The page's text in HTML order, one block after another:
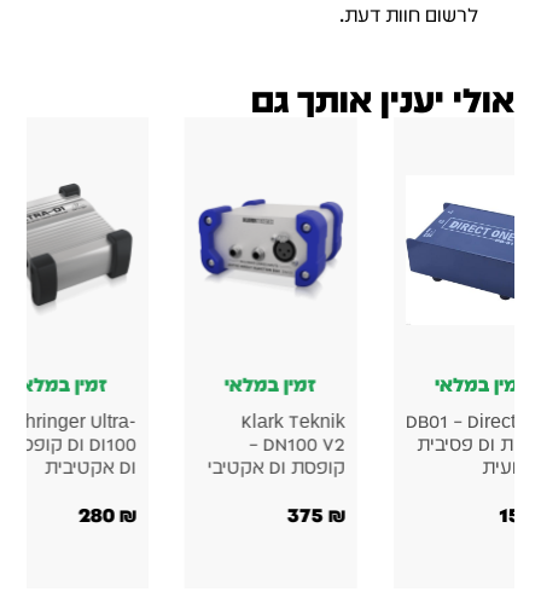
לרשום חוות דעת.
אולי יענין אותך גם
במלאי
DB01 – Direct
קופסת DI פסיבית
זמין במלאי
Klark Teknik
DN100 V2 –
קופסת DI אקטיבי
375
זמין במלאי
Behringer Ultra-
DI DI100 קופסת
280